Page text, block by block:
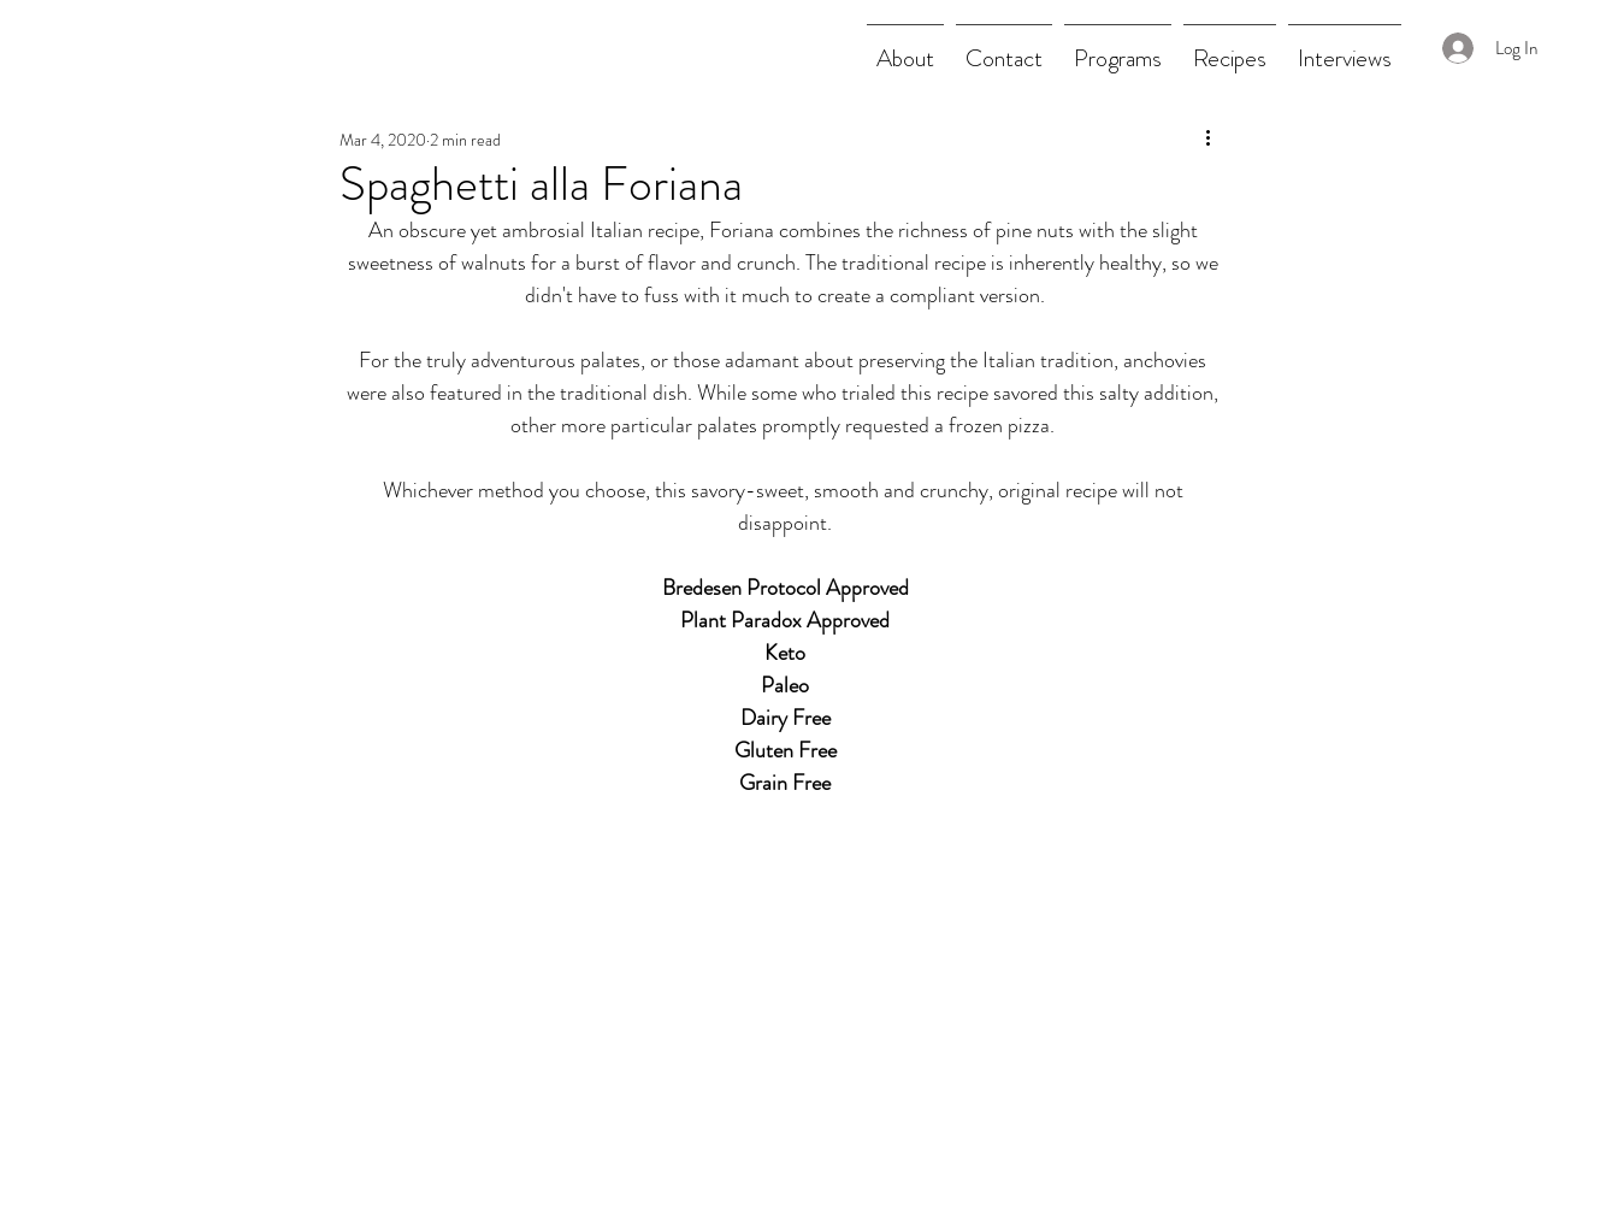
About Contact Programs Recipes Interviews Log In
Spaghetti alla Foriana
Mar 4, 2020 2 min read
An obscure yet ambrosial Italian recipe, Foriana combines the richness of pine nuts with the slight
sweetness of walnuts for a burst of flavor and crunch. The traditional recipe is inherently healthy, so we
didn't have to fuss with it much to create a compliant version.
For the truly adventurous palates, or those adamant about preserving the Italian tradition, anchovies
were also featured in the traditional dish. While some who trialed this recipe savored this salty addition,
other more particular palates promptly requested a frozen pizza.
Whichever method you choose, this savory-sweet, smooth and crunchy, original recipe will not
disappoint.
Bredesen Protocol Approved
Plant Paradox Approved
Keto
Paleo
Dairy Free
Gluten Free
Grain Free